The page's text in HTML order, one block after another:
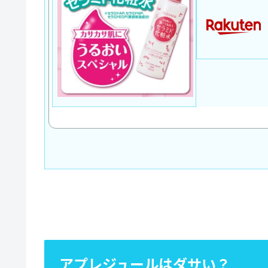
アプレジュールはダサい？